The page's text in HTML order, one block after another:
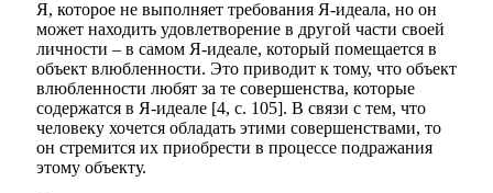
Я, которое не выполняет требования Я-идеала, но он
может находить удовлетворение в другой части своей
личности – в самом Я-идеале, который помещается в
объект влюбленности. Это приводит к тому, что объект
влюбленности любят за те совершенства, которые
содержатся в Я-идеале [4, с. 105]. В связи с тем, что
человеку хочется обладать этими совершенствами, то
он стремится их приобрести в процессе подражания
этому объекту.